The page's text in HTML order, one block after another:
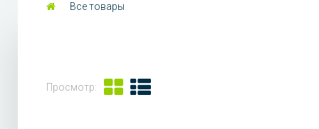
Все товары
Просмотр: